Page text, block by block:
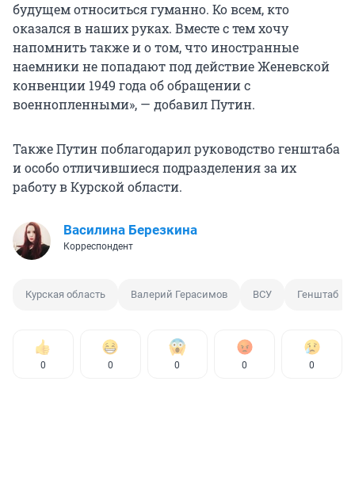
будущем относиться гуманно. Ко всем, кто
оказался в наших руках. Вместе с тем хочу
напомнить также и о том, что иностранные
наемники не попадают под действие Женевской
конвенции 1949 года об обращении с
военнопленными», — добавил Путин.
Также Путин поблагодарил руководство генштаба
и особо отличившиеся подразделения за их
работу в Курской области.
Василина Березкина
Корреспондент
Курская область Валерий Герасимов ВСУ Генштаб
0 0 0 0 0